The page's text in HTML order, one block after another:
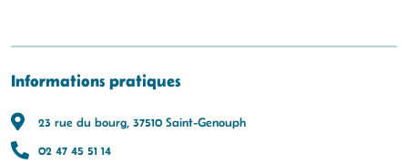
Informations pratiques
23 rue du bourg, 37510 Saint-Genouph
02 47 45 51 14